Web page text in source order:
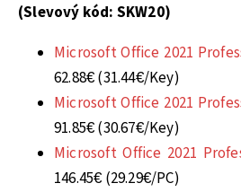
(Slevový kód: SKW20)
Microsoft Office 2021
62.88€ (31.44€/Key)
Microsoft Office 2021
91.85€ (30.67€/Key)
Microsoft Office 2021
146.45€ (29.29€/PC)